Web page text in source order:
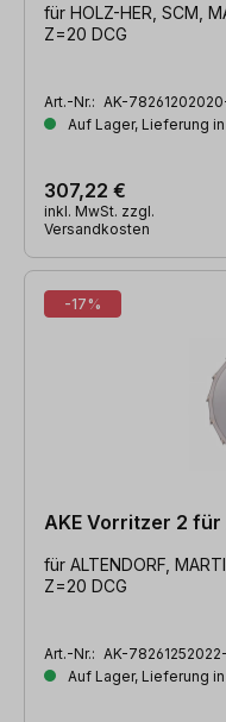
für HOLZ-HER, SCM,
Z=20 DCG
Art.-Nr.: AK-
Auf Lager, Lieferung
307,22 €
inkl. MwSt. zzgl.
Versandkosten
-17%
AKE Vorritzer 2 für
für ALTENDORF,
Z=20 DCG
Art.-Nr.: AK-
Auf Lager, Lieferung